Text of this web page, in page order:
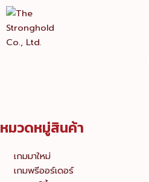
Skip
content
หมวดหมู่สินค้า
เกมมาใหม่
เกมพรีออร์เดอร์